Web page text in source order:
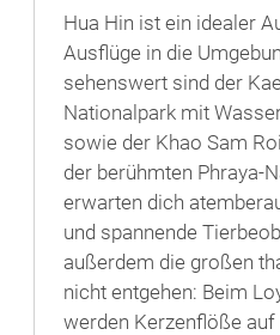
Hua Hin ist ein idealer
Ausflüge in die
sehenswert sind der
Nationalpark mit
sowie der Khao Sam
der berühmten Phraya-
erwarten dich
und spannende
außerdem die großen
nicht entgehen: Beim
werden Kerzenflöße